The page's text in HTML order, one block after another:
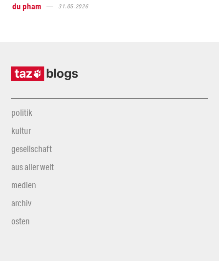
du pham
31.05.2026
politik
kultur
gesellschaft
aus aller welt
medien
archiv
osten